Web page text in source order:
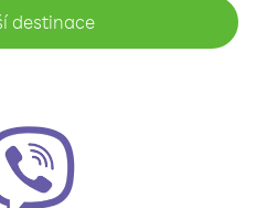
destinace